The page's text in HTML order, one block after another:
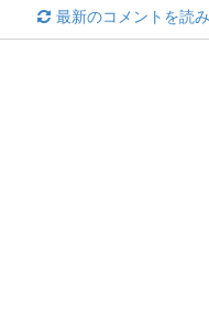
最新のコメントを読